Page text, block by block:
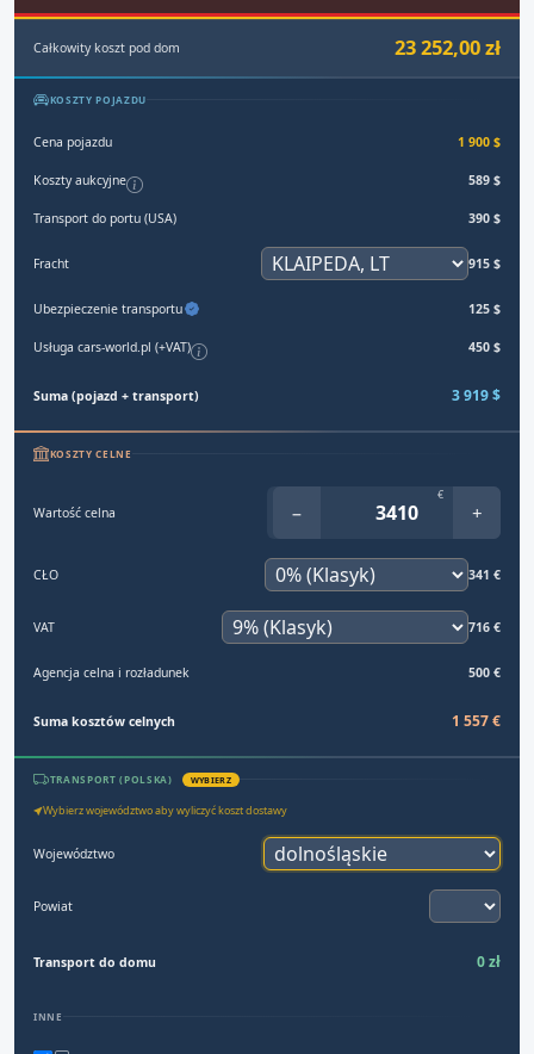
Całkowity koszt pod dom 23 252,00 zł
KOSZTY POJAZDU
Cena pojazdu 1 900 $
Koszty aukcyjne 589 $
Transport do portu (USA) 390 $
Fracht 915 $
Ubezpieczenie transportu 125 $
Usługa cars-world.pl (+VAT) 450 $
Suma (pojazd + transport) 3 919 $
KOSZTY CELNE
Wartość celna −
€
+
CŁO 341 €
VAT 716 €
Agencja celna i rozładunek 500 €
Suma kosztów celnych 1 557 €
TRANSPORT (POLSKA) WYBIERZ
Wybierz województwo aby wyliczyć koszt dostawy
Województwo
Powiat
Transport do domu 0 zł
INNE